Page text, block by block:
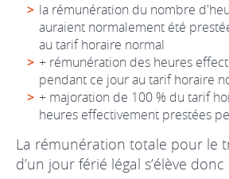
la rémunération du nombre
auraient normalement été
au tarif horaire normal
+ rémunération des heures
pendant ce jour au tarif horaire
+ majoration de 100 % du tarif
heures effectivement prestées
La rémunération totale pour le
d’un jour férié légal s’élève donc